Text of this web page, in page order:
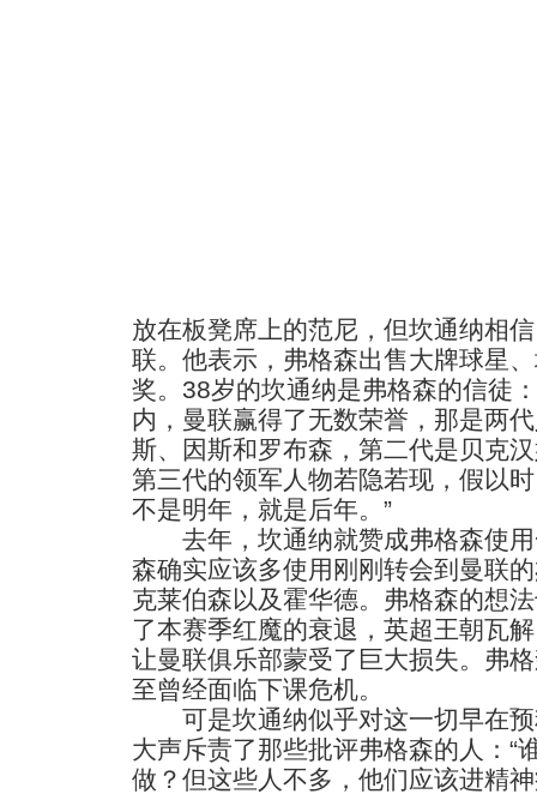
放在板凳席上的范尼，但坎通纳相
联。他表示，弗格森出售大牌球星
奖。38岁的坎通纳是弗格森的信徒
内，曼联赢得了无数荣誉，那是两
斯、因斯和罗布森，第二代是贝克
第三代的领军人物若隐若现，假以
不是明年，就是后年。”
去年，坎通纳就赞成弗格森使用
森确实应该多使用刚刚转会到曼联
克莱伯森以及霍华德。弗格森的想
了本赛季红魔的衰退，英超王朝瓦
让曼联俱乐部蒙受了巨大损失。弗
至曾经面临下课危机。
可是坎通纳似乎对这一切早在预
大声斥责了那些批评弗格森的人：“
做？但这些人不多，他们应该进精